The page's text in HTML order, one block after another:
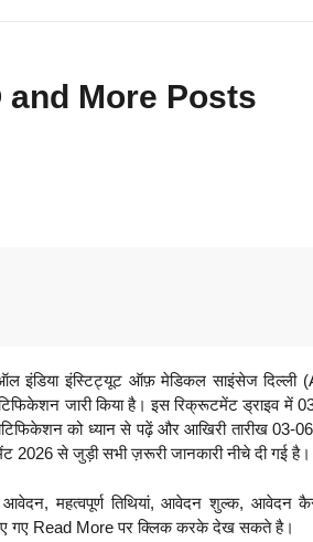
and More Posts
इंस्टिट्यूट ऑफ़ मेडिकल साइंसेज दिल्ली
जारी किया है। इस रिक्रूटमेंट ड्राइव में
को ध्यान से पढ़ें और आखिरी तारीख 03-
से जुड़ी सभी ज़रूरी जानकारी नीचे दी गई है।
आवेदन, महत्वपूर्ण तिथियां, आवेदन शुल्क, आवेदन
दिए गए Read More पर क्लिक करके देख सकते है।